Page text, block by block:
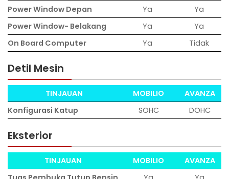
Power Window Depan Ya
Ya
Power Window- Belakang
Ya
Ya
On Board Computer
Ya Tidak
Detil Mesin
TINJAUAN MOBILIO
AVANZA
Konfigurasi Katup
SOHC DOHC
Eksterior
TINJAUAN MOBILIO
AVANZA